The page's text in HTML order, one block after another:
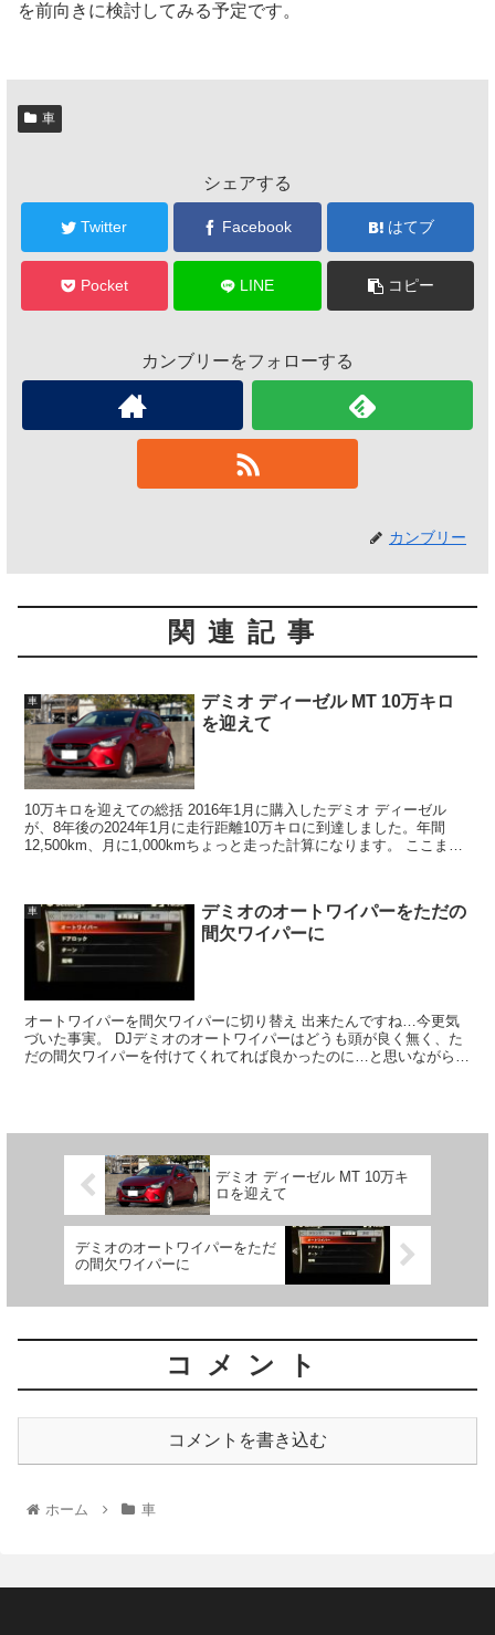
を前向きに検討してみる予定です。
車
シェアする
Twitter Facebook はてブ
Pocket LINE コピー
カンブリーをフォローする
カンブリー
関連記事
車
デミオ ディーゼル MT 10万キロ
を迎えて
10万キロを迎えての総括 2016年1月に購入したデミオ ディーゼル
が、8年後の2024年1月に走行距離10万キロに到達しました。年間
12,500km、月に1,000kmちょっと走った計算になります。 ここまで
車
デミオのオートワイパーをただの
間欠ワイパーに
オートワイパーを間欠ワイパーに切り替え 出来たんですね…今更気
づいた事実。 DJデミオのオートワイパーはどうも頭が良く無く、た
だの間欠ワイパーを付けてくれてれば良かったのに…と思いながら何
デミオ ディーゼル MT 10万キ
ロを迎えて
デミオのオートワイパーをただ
の間欠ワイパーに
コメント
コメントを書き込む
ホーム 車